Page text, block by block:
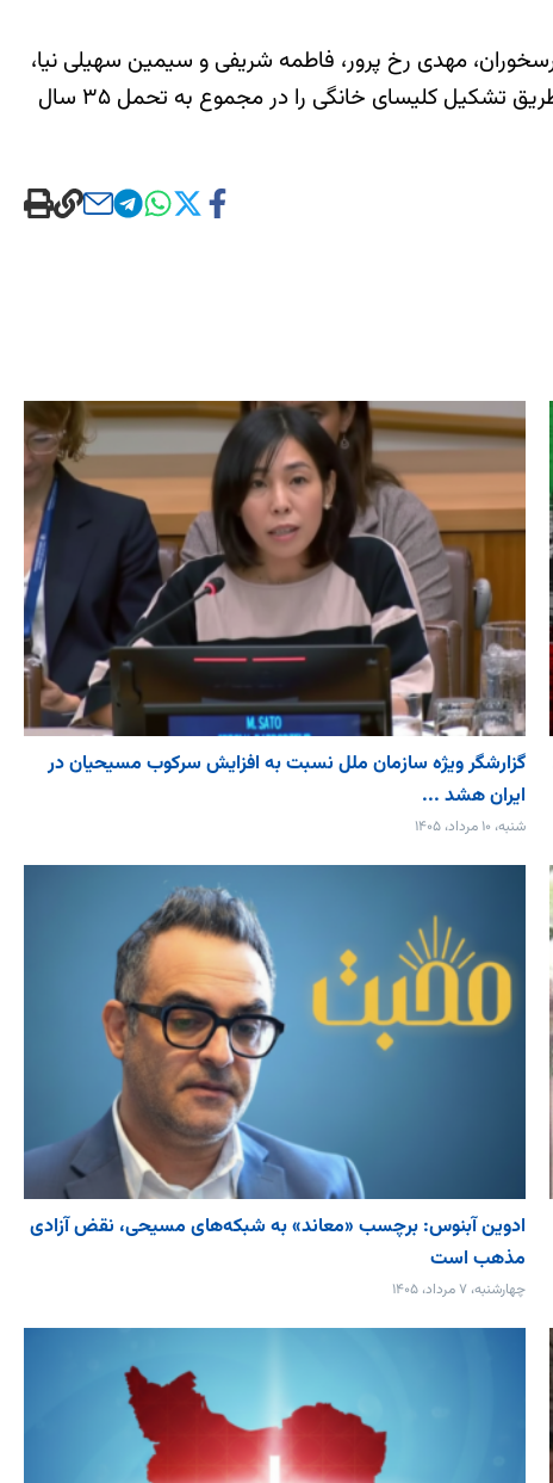
مهدی اکبری ورسخوران، مهدی رخ پرور، فاطمه شریفی و سیمین سهیلی نیا،
چهار نوکیش مسیحی، توسط شعبه ۲۸ دادگاه انقلاب تهران به ریاست محمد مقیسه، با اتهام اقدام علیه امنیت ملی از طریق تشکیل کلیسای خانگی را در مجموع به تحمل ۳۵ سال
گزارشگر ویژه سازمان ملل نسبت به افزایش سرکوب مسیحیان در
ایران هشد ...
شنبه، ۱۰ مرداد، ۱۴۰۵
ادوین آبنوس: برچسب «معاند» به شبکه‌های مسیحی، نقض آزادی
مذهب است
چهارشنبه، ۷ مرداد، ۱۴۰۵